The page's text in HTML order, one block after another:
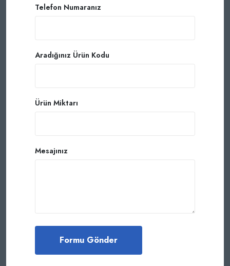
Telefon Numaranız
Aradığınız Ürün Kodu
Ürün Miktarı
Mesajınız